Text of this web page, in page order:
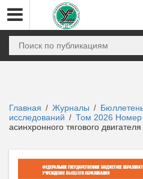
Главная / Журналы /
исследований / Том 2026 Номер
асинхронного тягового